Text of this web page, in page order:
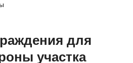
для
участка